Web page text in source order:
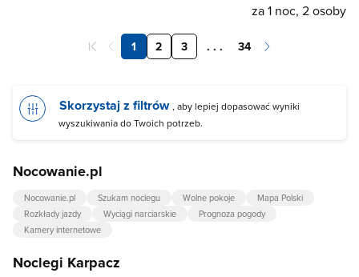
za 1 noc, 2 osoby
1 2 3 . . . 34
Skorzystaj z filtrów , aby lepiej dopasować wyniki
wyszukiwania do Twoich potrzeb.
Nocowanie.pl
Nocowanie.pl Szukam noclegu Wolne pokoje
Mapa Polski
Rozkłady jazdy
Wyciągi narciarskie
Prognoza pogody
Kamery internetowe
Noclegi Karpacz